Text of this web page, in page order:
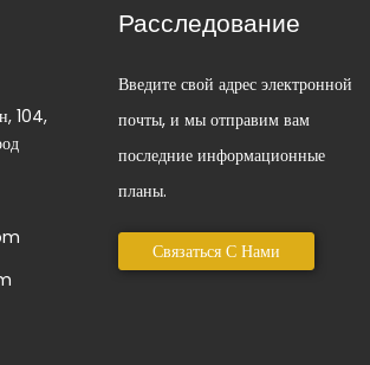
104,
Расследование
Введите свой адрес электронной
почты, и мы отправим вам
последние информационные
планы.
Связаться С Нами